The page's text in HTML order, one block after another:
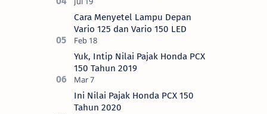
Cara Menyetel Lampu Depan
Vario 125 dan Vario 150 LED
Yuk, Intip Nilai Pajak Honda PCX
150 Tahun 2019
Ini Nilai Pajak Honda PCX 150
Tahun 2020